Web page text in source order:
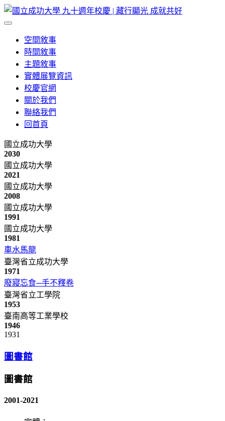
空間敘事
時間敘事
主題敘事
實體展覽資訊
校慶官網
關於我們
聯絡我們
回首頁
國立成功大學
2030
國立成功大學
2021
國立成功大學
2008
國立成功大學
1991
國立成功大學
1981
車水馬龍
臺灣省立成功大學
1971
廢寢忘食─手不釋卷
臺灣省立工學院
1953
臺南高等工業學校
1946
1931
圖書館
圖書館
2001-2021